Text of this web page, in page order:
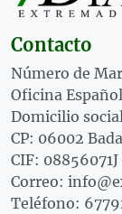
Contacto
Número de
Oficina
Domicilio
CP: 06002
CIF: 08856071J
Correo:
Teléfono: